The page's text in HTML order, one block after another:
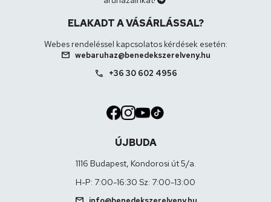
ELAKADT A VÁSÁRLÁSSAL?
Webes rendeléssel kapcsolatos kérdések esetén:
mail webaruhaz@benedekszerelveny.hu
call +36 30 602 4956
ÚJBUDA
1116 Budapest, Kondorosi út 5/a.
H-P: 7:00-16:30 Sz: 7:00-13:00